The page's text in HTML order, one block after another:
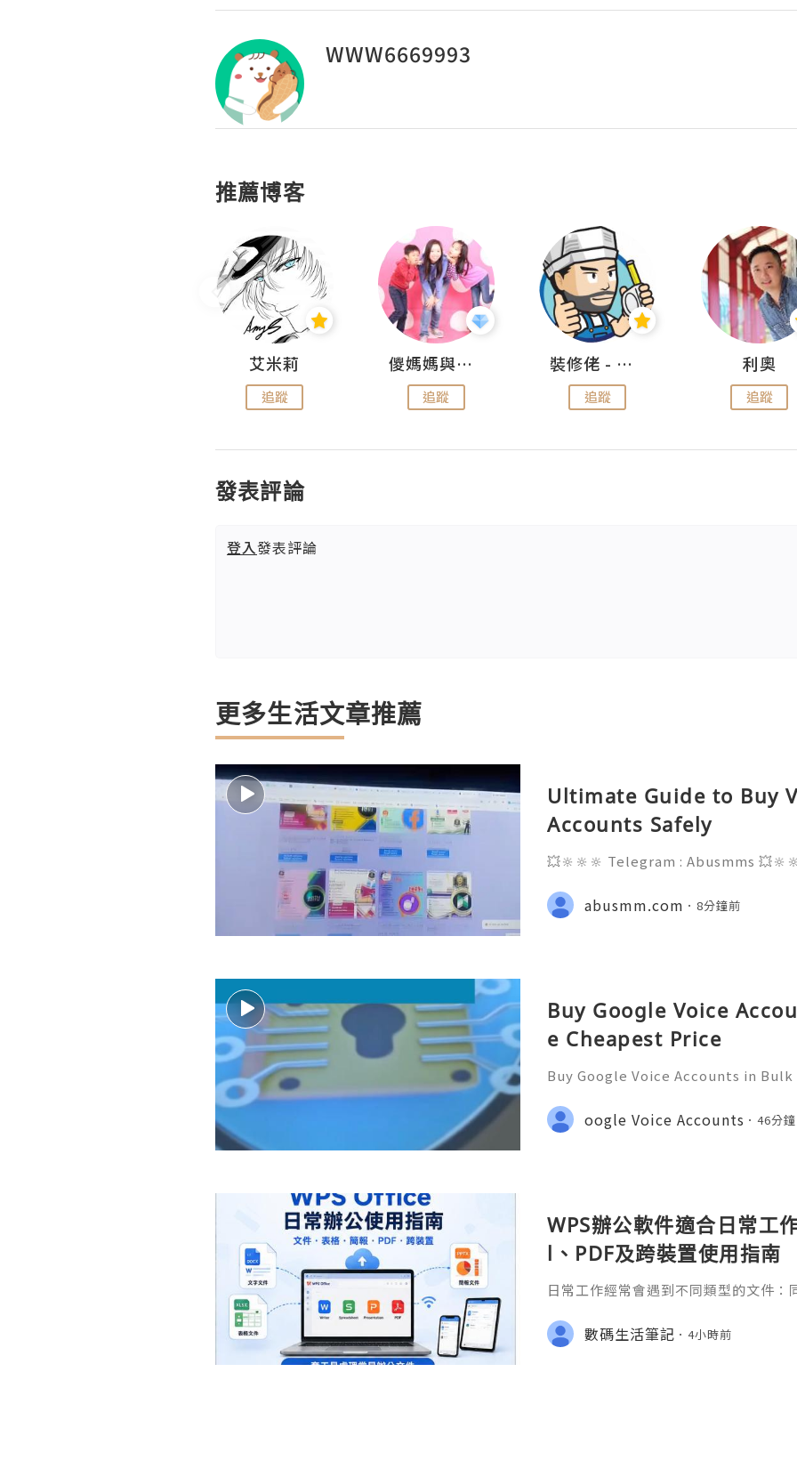
WWW6669993
推薦博客
艾米莉
追蹤
儍媽媽與兩隻小魔怪之家
追蹤
裝修佬 - 香港一站式網上裝修平台
追蹤
利奧
追蹤
發表評論
登入發表評論
更多生活文章推薦
Ultimate Guide to Buy
Accounts Safely
💥🔆🔆🔆 Telegram : Abusmms
ebook Page : Abusmm 💥🔆🔆🔆
abusmm.com 8分鐘前
Buy Google Voice
e Cheapest Price
Buy Google Voice Accounts in
gmail.com 💎 WhatsApp:
marketit 🎮 discord: usamarketit ✅
oogle Voice Accounts 46分
WPS辦公軟件適合日常工
l、PDF及跨裝置使用指南
日常工作經常會遇到不同類型的文件
PDF。 如果每種文件都要使用不同程
少人會接觸 WPS Offic
數碼生活筆記 4小時前